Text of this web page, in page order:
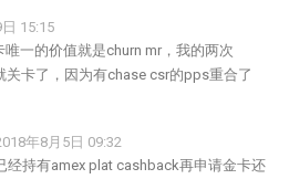
15:15
一的价值就是churn mr，我的两次
关卡了，因为有chase csr的pps重合了
年8月5日 09:32
经持有amex plat cashback再申请金卡还